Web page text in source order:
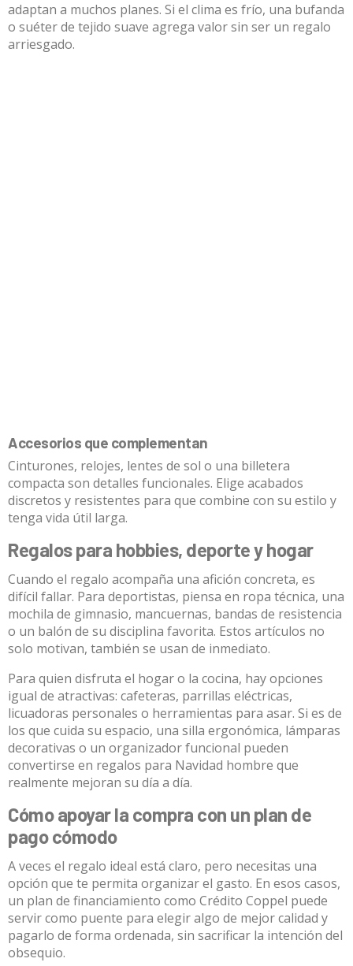
adaptan a muchos planes. Si el clima es frío, una bufanda
o suéter de tejido suave agrega valor sin ser un regalo
arriesgado.
Accesorios que complementan
Cinturones, relojes, lentes de sol o una billetera
compacta son detalles funcionales. Elige acabados
discretos y resistentes para que combine con su estilo y
tenga vida útil larga.
Regalos para hobbies, deporte y hogar
Cuando el regalo acompaña una afición concreta, es
difícil fallar. Para deportistas, piensa en ropa técnica, una
mochila de gimnasio, mancuernas, bandas de resistencia
o un balón de su disciplina favorita. Estos artículos no
solo motivan, también se usan de inmediato.
Para quien disfruta el hogar o la cocina, hay opciones
igual de atractivas: cafeteras, parrillas eléctricas,
licuadoras personales o herramientas para asar. Si es de
los que cuida su espacio, una silla ergonómica, lámparas
decorativas o un organizador funcional pueden
convertirse en regalos para Navidad hombre que
realmente mejoran su día a día.
Cómo apoyar la compra con un plan de
pago cómodo
A veces el regalo ideal está claro, pero necesitas una
opción que te permita organizar el gasto. En esos casos,
un plan de financiamiento como Crédito Coppel puede
servir como puente para elegir algo de mejor calidad y
pagarlo de forma ordenada, sin sacrificar la intención del
obsequio.